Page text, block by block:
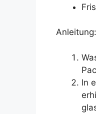
Anleitung:
In